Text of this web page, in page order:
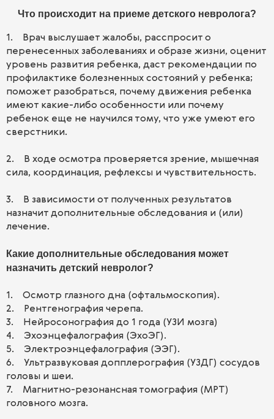
Что происходит на приеме детского невролога?
1. Врач выслушает жалобы, расспросит о
перенесенных заболеваниях и образе жизни, оценит
уровень развития ребенка, даст рекомендации по
профилактике болезненных состояний у ребенка;
поможет разобраться, почему движения ребенка
имеют какие-либо особенности или почему
ребенок еще не научился тому, что уже умеют его
сверстники.
2. В ходе осмотра проверяется зрение, мышечная
сила, координация, рефлексы и чувствительность.
3. В зависимости от полученных результатов
назначит дополнительные обследования и (или)
лечение.
Какие дополнительные обследования может
назначить детский невролог?
1. Осмотр глазного дна (офтальмоскопия).
2. Рентгенография черепа.
3. Нейросонография до 1 года (УЗИ мозга)
4. Эхоэнцефалография (ЭхоЭГ).
5. Электроэнцефалография (ЭЭГ).
6. Ультразвуковая допплерография (УЗДГ) сосудов
головы и шеи.
7. Магнитно-резонансная томография (МРТ)
головного мозга.